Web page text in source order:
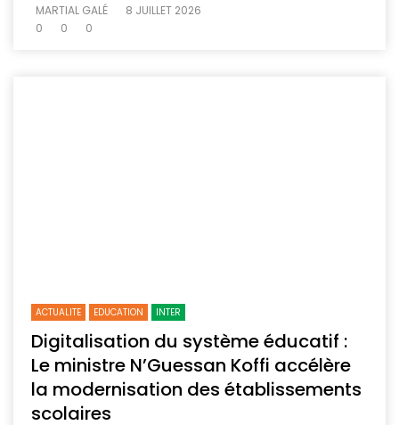
MARTIAL GALÉ
8 JUILLET 2026
0
0 0
ACTUALITE EDUCATION INTER
Digitalisation du système éducatif :
Le ministre N’Guessan Koffi accélère
la modernisation des établissements
scolaires